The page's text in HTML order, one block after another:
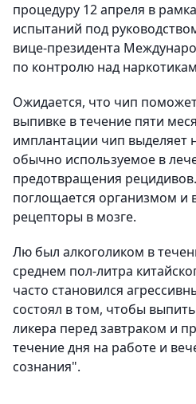
процедуру 12 апреля в
испытаний под
вице-президента
по контролю над
Ожидается, что чип
выпивке в течение пяти
имплантации чип выделяет
обычно используемое в
предотвращения
поглощается организмом и
рецепторы в мозге.
Лю был алкоголиком в
среднем пол-литра
часто становился
состоял в том, чтобы
ликера перед завтраком и
течение дня на работе и
сознания".